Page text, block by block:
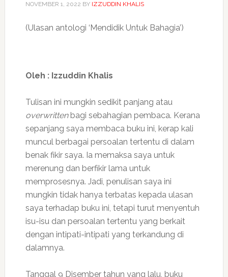
NOVEMBER 1, 2022 BY IZZUDDIN KHALIS
(Ulasan antologi ‘Mendidik Untuk Bahagia’)
Oleh : Izzuddin Khalis
Tulisan ini mungkin sedikit panjang atau
overwrittenbagi sebahagian pembaca. Kerana
sepanjang saya membaca buku ini, kerap kali
muncul berbagai persoalan tertentu di dalam
benak fikir saya. Ia memaksa saya untuk
merenung dan berfikir lama untuk
memprosesnya. Jadi, penulisan saya ini
mungkin tidak hanya terbatas kepada ulasan
saya terhadap buku ini, tetapi turut menyentuh
isu-isu dan persoalan tertentu yang berkait
dengan intipati-intipati yang terkandung di
dalamnya.
Tanggal 9 Disember tahun yang lalu, buku